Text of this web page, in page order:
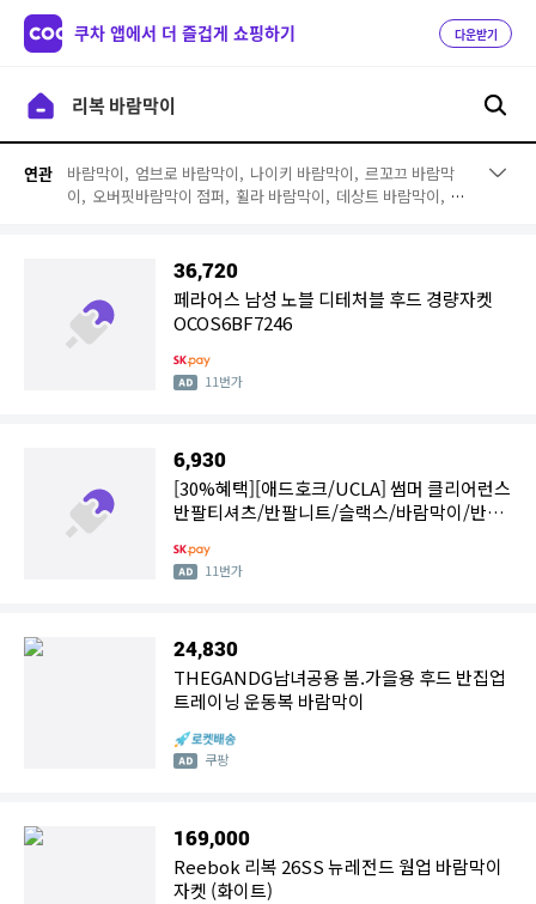
쿠차 앱에서 더 즐겁게 쇼핑하기 다운받기
연관 바람막이, 엄브로 바람막이, 나이키 바람막이, 르꼬끄 바람막
이, 오버핏바람막이 점퍼, 휠라 바람막이, 데상트 바람막이, 아
36,720
페라어스 남성 노블 디테처블 후드 경량자켓
OCOS6BF7246
11번가
6,930
[30%혜택][애드호크/UCLA] 썸머 클리어런스
반팔티셔츠/반팔니트/슬랙스/바람막이/반바
11번가
24,830
THEGANDG남녀공용 봄.가을용 후드 반집업
트레이닝 운동복 바람막이
쿠팡
169,000
Reebok 리복 26SS 뉴레전드 웜업 바람막이
자켓 (화이트)